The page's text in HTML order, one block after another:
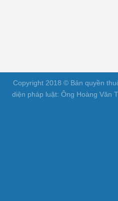
Copyright 2018 © Bản quyền
diện pháp luật: Ông Hoàng Văn